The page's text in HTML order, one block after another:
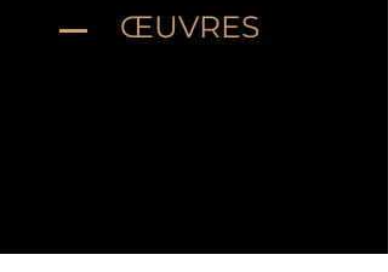
ŒUVRES